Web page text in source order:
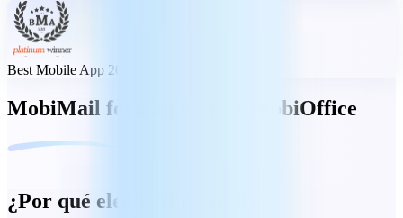
Best Mobile App 2023
MobiMail forma parte de MobiOffice
¿Por qué elegir MobiMail?